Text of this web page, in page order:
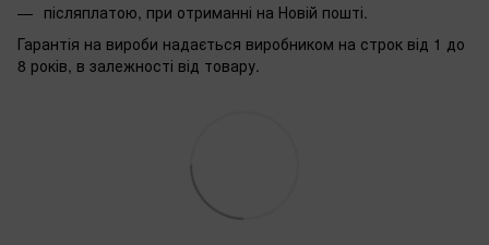
післяплатою, при отриманні на Новій пошті.
Гарантія на вироби надається виробником на строк від 1 до
8 років, в залежності від товару.